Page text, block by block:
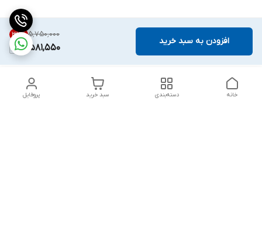
۵٬۷۵۰٬۰۰۰ 37%
3,581,550
افزودن به سبد خرید
پروفایل سبد خرید دسته‌بندی خانه